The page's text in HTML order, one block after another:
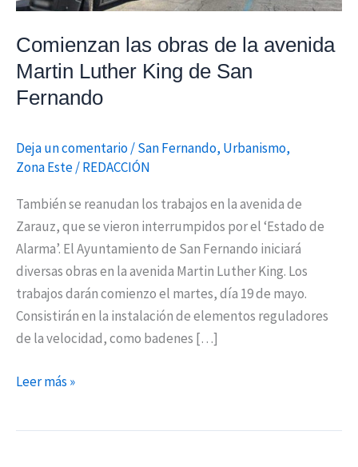
Comienzan las obras de la avenida
Martin Luther King de San
Fernando
Deja un comentario/San Fernando, Urbanismo,
Zona Este/REDACCIÓN
También se reanudan los trabajos en la avenida de
Zarauz, que se vieron interrumpidos por el ‘Estado de
Alarma’. El Ayuntamiento de San Fernando iniciará
diversas obras en la avenida Martin Luther King. Los
trabajos darán comienzo el martes, día 19 de mayo.
Consistirán en la instalación de elementos reguladores
de la velocidad, como badenes […]
de
San
Leer más »